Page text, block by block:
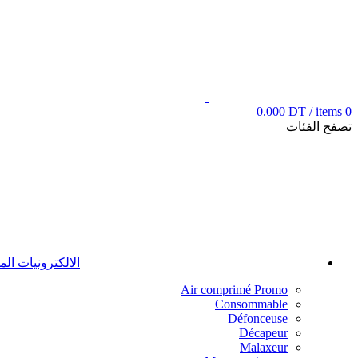
0
items
/
0.000 DT
تصفح الفئات
الالكترونيات
Air comprimé Promo
Consommable
Défonceuse
Décapeur
Malaxeur